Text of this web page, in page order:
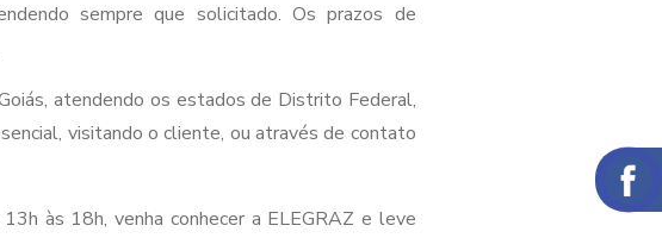
sempre que solicitado. Os prazos de
atendendo os estados de Distrito Federal,
visitando o cliente, ou através de contato
às 18h, venha conhecer a ELEGRAZ e leve